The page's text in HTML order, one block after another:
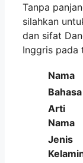
Tanpa
silahkan
dan sifat
Inggris pada
Nama
Bahasa
Arti
Nama
Jenis